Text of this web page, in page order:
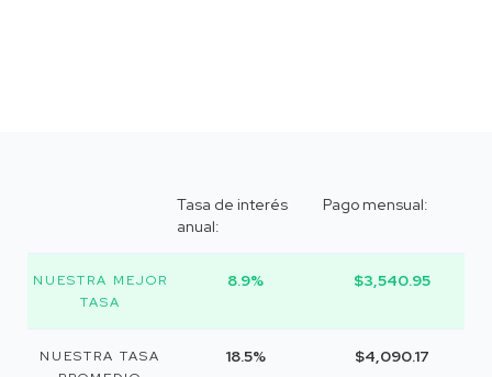
NUESTRA MEJOR
TASA
NUESTRA TASA
Tasa de interés
anual:
8.9%
18.5%
Pago mensual:
$3,540.95
$4,090.17